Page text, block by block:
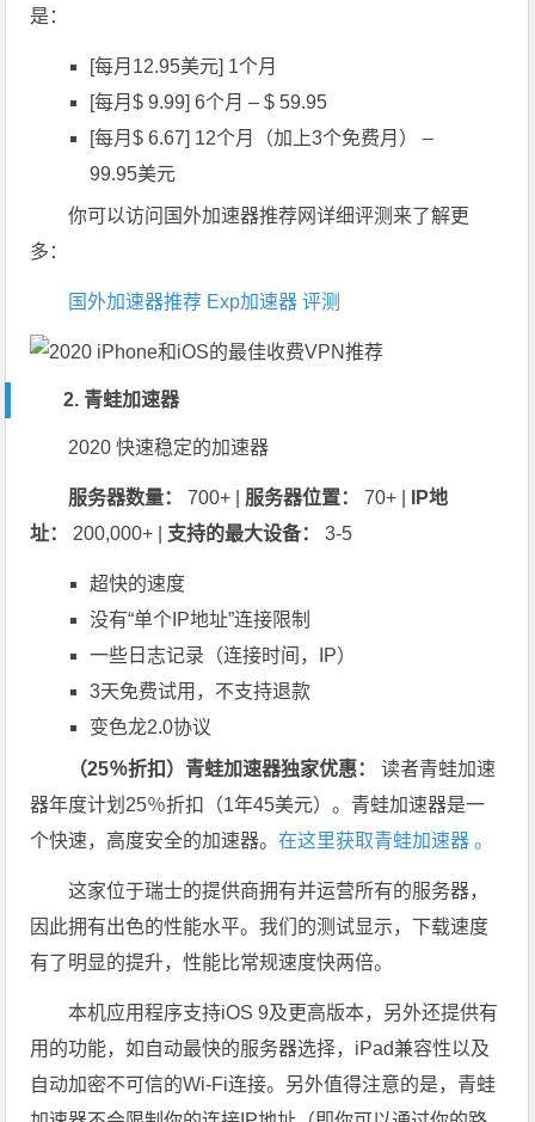
是：
[每月12.95美元] 1个月
[每月$ 9.99] 6个月 – $ 59.95
[每月$ 6.67] 12个月（加上3个免费月） –
99.95美元
你可以访问国外加速器推荐网详细评测来了解更
多：
国外加速器推荐 Exp加速器 评测
2. 青蛙加速器
2020 快速稳定的加速器
服务器数量： 700+ | 服务器位置： 70+ |
IP地
址：
200,000+ | 支持的最大设备： 3-5
超快的速度
没有“单个IP地址”连接限制
一些日志记录（连接时间，IP）
3天免费试用，不支持退款
变色龙2.0协议
（25％折扣）青蛙加速器独家优惠：
读者青蛙加速
器年度计划25％折扣（1年45美元）。青蛙加速器是一
个快速，高度安全的加速器。在这里获取青蛙加速器。
这家位于瑞士的提供商拥有并运营所有的服务器，
因此拥有出色的性能水平。我们的测试显示，下载速度
有了明显的提升，性能比常规速度快两倍。
本机应用程序支持iOS 9及更高版本，另外还提供有
用的功能，如自动最快的服务器选择，iPad兼容性以及
自动加密不可信的Wi-Fi连接。另外值得注意的是，青蛙